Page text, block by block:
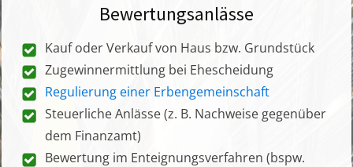
Bewertungsanlässe
Kauf oder Verkauf von Haus bzw. Grundstück
Zugewinnermittlung bei Ehescheidung
Regulierung einer Erbengemeinschaft
Steuerliche Anlässe (z. B. Nachweise gegenüber
dem Finanzamt)
Bewertung im Enteignungsverfahren (bspw.